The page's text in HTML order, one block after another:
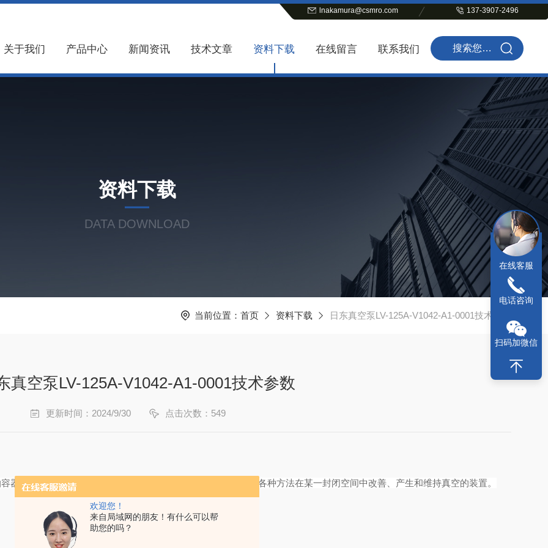
欢迎您！
来自局域网的朋友！有什么可以帮
助您的吗？
lnakamura@csmro.com 137-3907-2496
关于我们 产品中心 新闻资讯 技术文章 资料下载 在线留言 联系我们
资料下载
DATA DOWNLOAD
当前位置： 首页 资料下载 日东真空泵LV-125A-V1042-A1-0001技术参数
真空泵LV-125A-V1042-A1-0001技术参数
更新时间：2024/9/30 点击次数：549
器进行抽气而获得 的器件或设备。通俗来讲，真空泵是用各种方法在某一封闭空间中改善、产生和维持真空的装置。
在线客服
电话咨询
扫码加微信